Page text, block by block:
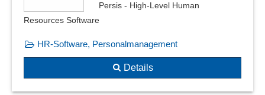
Persis - High-Level Human
Resources Software
HR-Software, Personalmanagement
Details